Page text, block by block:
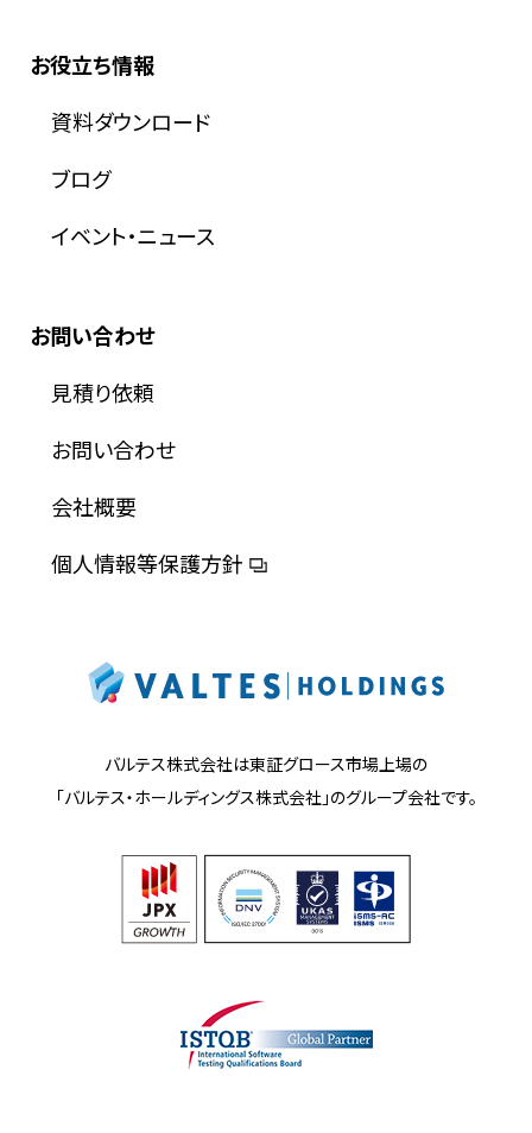
お役立ち情報
資料ダウンロード
ブログ
イベント・ニュース
お問い合わせ
見積り依頼
お問い合わせ
会社概要
個人情報等保護方針
バルテス株式会社は東証グロース市場上場の
「バルテス・ホールディングス株式会社」のグループ会社です。